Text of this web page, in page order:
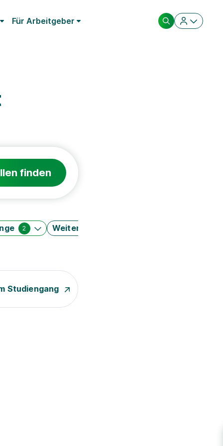
Für Arbeitgeber
finden
2 Weitere Filter
Studiengang